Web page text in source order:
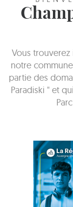
Vous
notre
partie des
Paradiski " et